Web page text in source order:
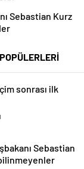
Sebastian Kurz
sonrası ilk
Sebastian